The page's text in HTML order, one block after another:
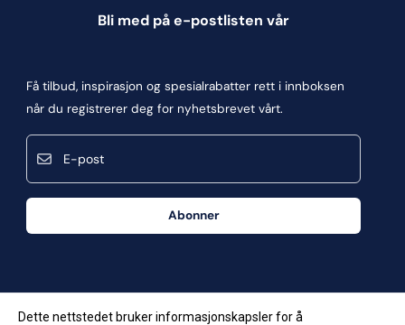
Informasjonskapsler
Kontakt oss
Kjøpsbetingelser
Frakt og retur
Våre butikker
Bli med på e-postlisten vår
Få tilbud, inspirasjon og spesialrabatter rett i innboksen
når du registrerer deg for nyhetsbrevet vårt.
Abonner
Dette nettstedet bruker informasjonskapsler for å